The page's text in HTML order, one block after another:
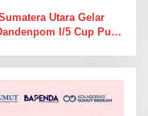
Utara Gelar
I/5 Cup Putra